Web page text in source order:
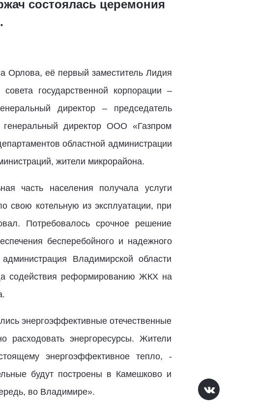
состоялась церемония
Орлова, её первый заместитель Лидия
государственной корпорации –
директор – председатель
директор ООО «Газпром
областной администрации
жители микрорайона.
часть населения получала услуги
свою котельную из эксплуатации, при
Потребовалось срочное решение
бесперебойного и надежного
Владимирской области
содействия реформированию ЖКХ на
энергоэффективные отечественные
расходовать энергоресурсы. Жители
энергоэффективное тепло, -
будут построены в Камешково и
во Владимире».